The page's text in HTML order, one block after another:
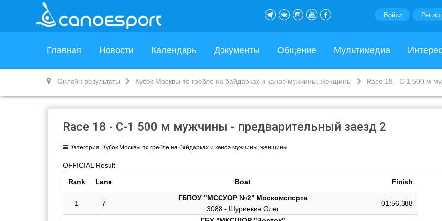
Войти
Главная Новости Календарь Документы Общение Мультимедиа
Онлайн результаты Кубок Москвы по гребле на байдарках и каноэ мужчины, женщины Race 18 - С-1 500 м
Race 18 - С-1 500 м мужчины - предварительный заезд 2
Категория: Кубок Москвы по гребле на байдарках и каноэ мужчины, женщины
OFFICIAL Result
Rank Lane Boat Finish
1 7
ГБПОУ "МССУОР №2" Москомспорта
3088 - Шуринкин Олег
01:56.388